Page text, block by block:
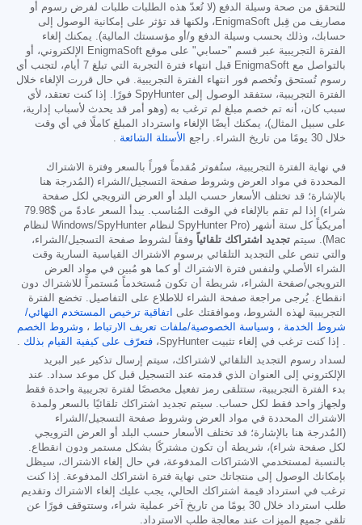
للتحقق من صحة وسيلة الدفع (لا تُعدّ هذه الطلبات طلبات لفرض رسوم أو
مصاريف من قِبل EnigmaSoft، ولكنها قد تؤثر على إمكانية الوصول إلى
حسابك، وذلك بحسب وسيلة الدفع و/أو مؤسستك المالية). يمكنك إلغاء
الفترة التجريبية عبر قسم "حسابي" على موقع EnigmaSoft الإلكتروني، أو
بالتواصل مع EnigmaSoft قبل انتهاء فترة التجربة التي تبلغ 7 أيام، لتجنب أي
رسوم تُستحق وتُخصم فور انتهاء الفترة التجريبية. في حال قررت الإلغاء خلال
الفترة التجريبية، ستفقد الوصول إلى SpyHunter فورًا. إذا كنت تعتقد، لأي
سبب كان، أنه تم خصم مبلغ لم ترغب به (وهو أمر قد يحدث لأسباب إدارية،
على سبيل المثال)، يمكنك أيضًا الإلغاء واسترداد المبلغ كاملًا في أي وقت
خلال 30 يومًا من تاريخ الشراء. راجع
الأسئلة الشائعة .
في نهاية الفترة التجريبية، ستُفوتر مُقدماً فوراً بالسعر وفترة الاشتراك
المحددة في مواد العرض وشروط صفحة التسجيل/الشراء (المُدرجة هنا
بالإشارة؛ قد تختلف الأسعار حسب البلد أو العرض الترويجي لكل صفحة
شراء) إذا لم تقم بالإلغاء في الوقت المُناسب. يبدأ السعر عادةً من $79.98
أمريكياً كل ستة أشهر (SpyHunter Pro لنظام Windows/SpyHunter لنظام
Mac). سيتم
تجديد اشتراكك تلقائياً وفقاً لشروط صفحة التسجيل/الشراء،
والتي تنص على التجديد التلقائي برسوم الاشتراك القياسية السارية وقت
الشراء الأصلي ولنفس فترة الاشتراك أو كما هو مُبين في مواد العرض
الترويجي/صفحة الشراء، شريطة أن تكون مُستخدماً مُستمراً للاشتراك دون
انقطاع. يُرجى مراجعة صفحة الشراء للاطلاع على التفاصيل. تخضع الفترة
التجريبية لهذه الشروط، وموافقتك على
اتفاقية ترخيص المستخدم النهائي/
شروط الخدمة ، وسياسة الخصوصية/ملفات تعريف الارتباط ، وشروط الخصم
. إذا كنت ترغب في إلغاء تثبيت SpyHunter،
فتعرّف على كيفية القيام بذلك .
لسداد رسوم التجديد التلقائي لاشتراكك، سيتم إرسال تذكير عبر البريد
الإلكتروني إلى العنوان الذي قدمته عند التسجيل قبل كل موعد سداد. عند
بدء الفترة التجريبية، ستتلقى رمز تفعيل مخصصًا لفترة تجريبية واحدة فقط
ولجهاز واحد فقط لكل حساب. سيتم تجديد اشتراكك تلقائيًا بالسعر ولمدة
الاشتراك المحددة في مواد العرض وشروط صفحة التسجيل/الشراء
(المُدرجة هنا بالإشارة؛ قد تختلف الأسعار حسب البلد أو العرض الترويجي
لكل صفحة شراء)، شريطة أن تكون مشتركًا بشكل مستمر ودون انقطاع.
بالنسبة لمستخدمي الاشتراكات المدفوعة، في حال إلغاء الاشتراك، سيظل
بإمكانك الوصول إلى منتجاتك حتى نهاية فترة اشتراكك المدفوعة. إذا كنت
ترغب في استرداد قيمة اشتراكك الحالي، يجب عليك إلغاء الاشتراك وتقديم
طلب استرداد خلال 30 يومًا من تاريخ آخر عملية شراء، وستتوقف فورًا عن
تلقي جميع الميزات عند معالجة طلب الاسترداد.